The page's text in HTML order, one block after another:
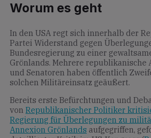
Worum es geht
In den USA regt sich innerhalb der
Partei Widerstand gegen
Bundesregierung zu einer
Grönlands. Mehrere republikanische
und Senatoren haben öffentlich
solchen Militäreinsatz geäußert.
Bereits erste Befürchtungen und
von Republikanischer Politiker
Regierung für Überlegungen zu
Annexion Grönlands aufgegriffen,